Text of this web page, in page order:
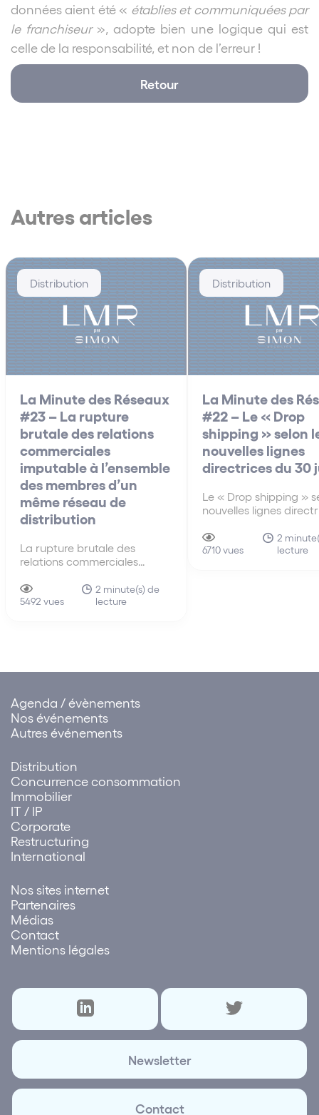
données aient été « établies et communiquées par
le franchiseur», adopte bien une logique qui est
celle de la responsabilité, et non de l’erreur !
Retour
Autres articles
Distribution
La Minute des Réseaux
#23 – La rupture
brutale des relations
commerciales
imputable à l’ensemble
des membres d’un
même réseau de
distribution
La rupture brutale des
relations commerciales
membres d’un même réseau
de distribution La faute tirée
Cette solution influe sur…
5492 vues
2 minute(s) de
lecture
Distribution
La Minute des
#22 – Le « Drop
shipping » selon
nouvelles lignes
directrices du 30
Le « Drop shipping »
nouvelles lignes
anciennes lignes
de 2010, les nouvelles
6710 vues
2
lecture
Agenda / évènements
Nos événements
Autres événements
Distribution
Concurrence consommation
Immobilier
IT / IP
Corporate
Restructuring
International
Nos sites internet
Partenaires
Médias
Contact
Mentions légales
Newsletter
Contact